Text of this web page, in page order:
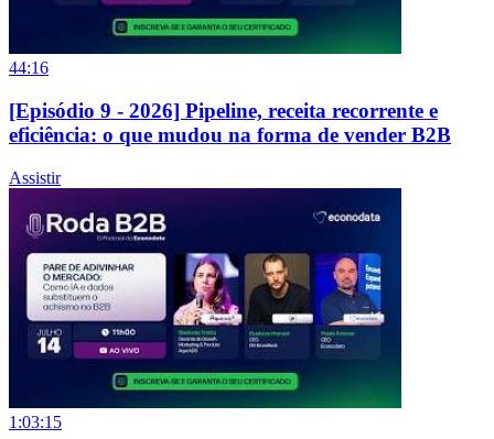
44:16
[Episódio 9 - 2026] Pipeline, receita recorrente e
eficiência: o que mudou na forma de vender B2B
Assistir
1:03:15